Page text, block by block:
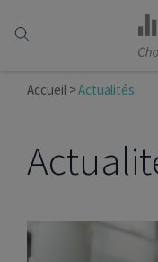
Accueil Actualités